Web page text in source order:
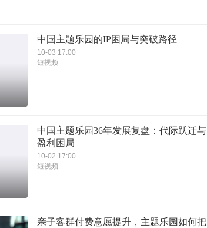
中国主题乐园的IP困局与突破路径
10-03 17:00
短视频
中国主题乐园36年发展复盘：代际跃迁与
盈利困局
10-02 17:00
短视频
亲子客群付费意愿提升，主题乐园如何把